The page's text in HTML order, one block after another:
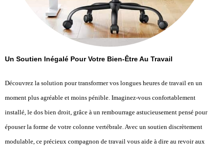
Un Soutien Inégalé Pour Votre Bien-Être Au Travail
Découvrez la solution pour transformer vos longues heures de travail en un
moment plus agréable et moins pénible. Imaginez-vous confortablement
installé, le dos bien droit, grâce à un rembourrage astucieusement pensé pour
épouser la forme de votre colonne vertébrale. Avec un soutien discrètement
modulable, ce précieux compagnon de travail vous aide à dire au revoir aux